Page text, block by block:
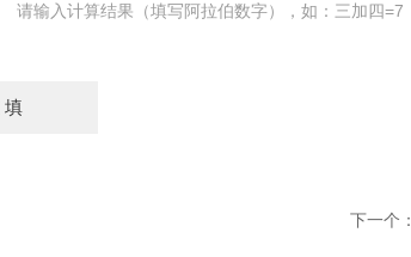
请输入计算结果（填写阿拉伯数字），如：三加四=7
下一个：